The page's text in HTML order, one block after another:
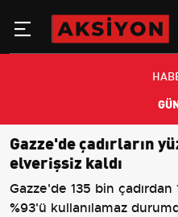
Gazze'de çadırların
elverişsiz kaldı
Gazze'de 135 bin çadırdan
%93'ü kullanılamaz